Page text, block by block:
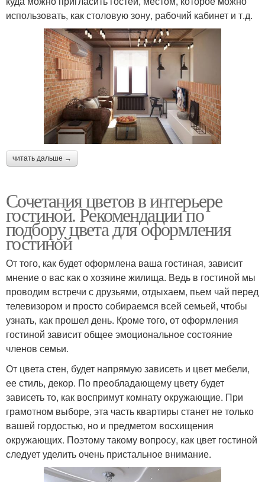
использовать, как столовую зону, рабочий кабинет и т.д.
читать дальше →
Сочетания цветов в интерьере
гостиной. Рекомендации по
подбору цвета для оформления
гостиной
От того, как будет оформлена ваша гостиная, зависит
мнение о вас как о хозяине жилища. Ведь в гостиной мы
проводим встречи с друзьями, отдыхаем, пьем чай перед
телевизором и просто собираемся всей семьей, чтобы
узнать, как прошел день. Кроме того, от оформления
гостиной зависит общее эмоциональное состояние
членов семьи.
От цвета стен, будет напрямую зависеть и цвет мебели,
ее стиль, декор. По преобладающему цвету будет
зависеть то, как воспримут комнату окружающие. При
грамотном выборе, эта часть квартиры станет не только
вашей гордостью, но и предметом восхищения
окружающих. Поэтому такому вопросу, как цвет гостиной
следует уделить очень пристальное внимание.